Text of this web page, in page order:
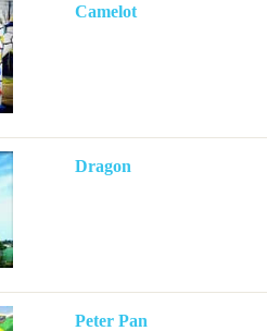
Camelot
Dragon
Peter Pan